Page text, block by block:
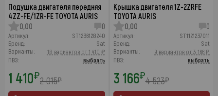
Подушка двигателя передняя
4ZZ-FE/1ZR-FE TOYOTA AURIS
0,00
0
Артикул:
ST1236128240
Бренд:
Sat
Варианты:
18 вариантов от 1 410 ₽
ПВЗ:
выбрать
1 410₽2 015₽
Крышка двигателя 1Z-2ZRFE
TOYOTA AURIS
0,00
0
Артикул:
ST1121237011
Бренд:
Sat
Варианты:
9 вариантов от 3 166 ₽
ПВЗ:
выбрать
3 166₽4 523₽